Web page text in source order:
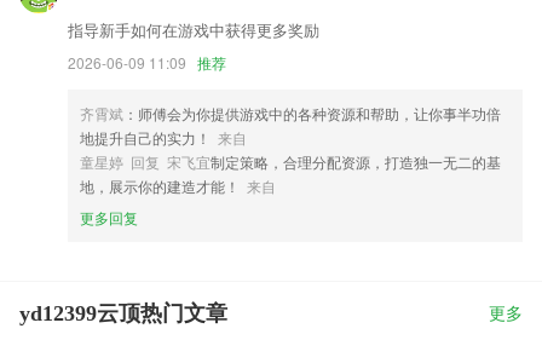
指导新手如何在游戏中获得更多奖励
2026-06-09 11:09 推荐
齐霄斌 ：师傅会为你提供游戏中的各种资源和帮助，让你事半功倍
地提升自己的实力！
来自
童星婷 回复 宋飞宜制定策略，合理分配资源，打造独一无二的基
地，展示你的建造才能！
来自
更多回复
yd12399云顶热门文章 更多